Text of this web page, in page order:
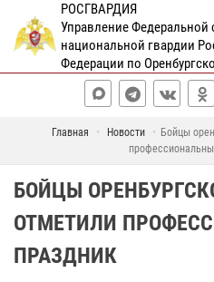
РОСГВАРДИЯ
Управление Федеральной
национальной гвардии
Федерации по
Главная Новости
Бойцы
БОЙЦЫ
ОТМЕТИЛИ
ПРАЗДНИК